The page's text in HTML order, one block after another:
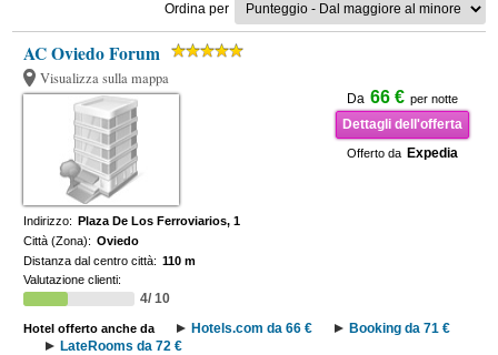
Ordina per
AC Oviedo Forum
Visualizza sulla mappa
Da 66 € per notte
Dettagli dell'offerta
Offerto da Expedia
Indirizzo: Plaza De Los Ferroviarios, 1
Città (Zona): Oviedo
Distanza dal centro città: 110 m
Valutazione clienti:
4/ 10
Hotel offerto anche da Hotels.com da 66 €
Booking da 71 €
LateRooms da 72 €